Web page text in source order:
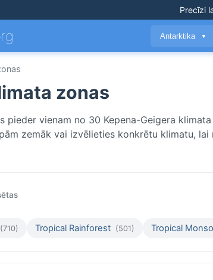
Precīzi
Antarktika ▼
zonas
pieder vienam no 30 Kepena-Geigera
zemāk vai izvēlieties konkrētu klimatu,
(710) Tropical Rainforest (501) Tropical